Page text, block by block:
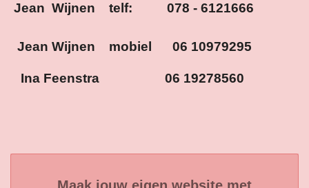
Jean Wijnen telf: 078 - 6121666
Jean Wijnen mobiel 06 10979295
Ina Feenstra 06 19278560